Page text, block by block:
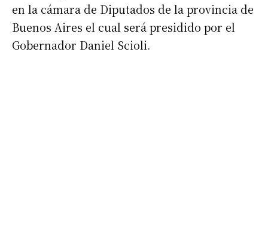
en la cámara de Diputados de la provincia de
Buenos Aires el cual será presidido por el
Gobernador Daniel Scioli.